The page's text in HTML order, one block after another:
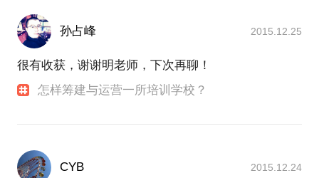
孙占峰 2015.12.25
很有收获，谢谢明老师，下次再聊！
怎样筹建与运营一所培训学校？
CYB 2015.12.24